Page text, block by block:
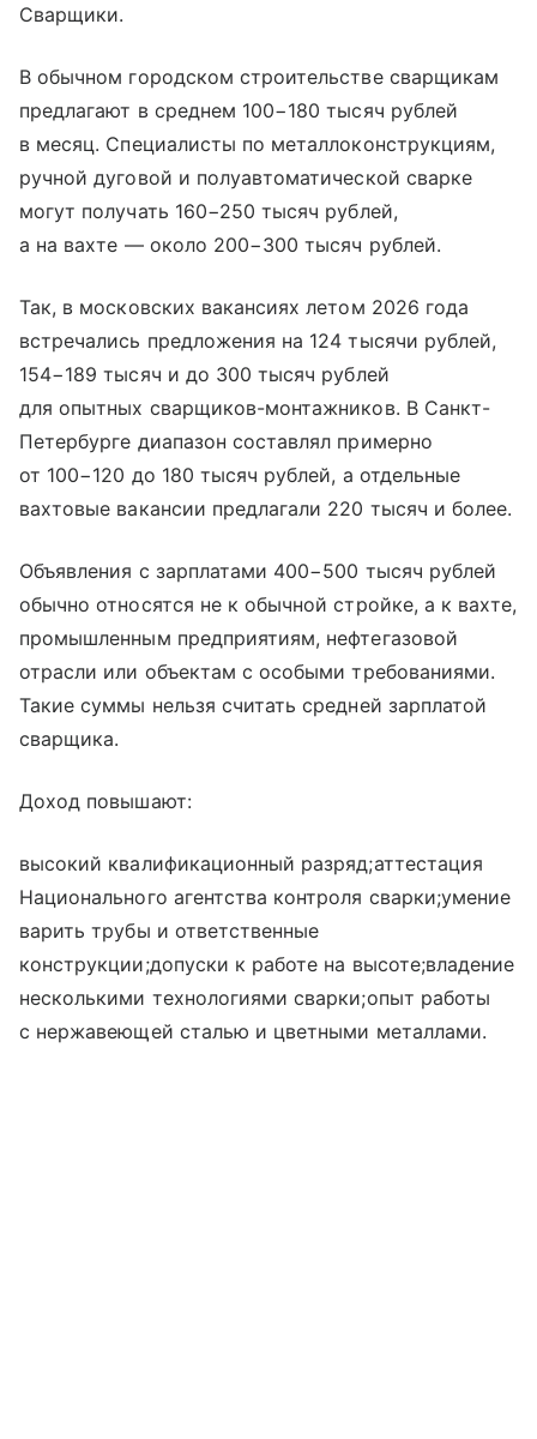
Сварщики.
В обычном городском строительстве сварщикам
предлагают в среднем 100−180 тысяч рублей
в месяц. Специалисты по металлоконструкциям,
ручной дуговой и полуавтоматической сварке
могут получать 160−250 тысяч рублей,
а на вахте — около 200−300 тысяч рублей.
Так, в московских вакансиях летом 2026 года
встречались предложения на 124 тысячи рублей,
154−189 тысяч и до 300 тысяч рублей
для опытных сварщиков-монтажников. В Санкт-
Петербурге диапазон составлял примерно
от 100−120 до 180 тысяч рублей, а отдельные
вахтовые вакансии предлагали 220 тысяч и более.
Объявления с зарплатами 400−500 тысяч рублей
обычно относятся не к обычной стройке, а к вахте,
промышленным предприятиям, нефтегазовой
отрасли или объектам с особыми требованиями.
Такие суммы нельзя считать средней зарплатой
сварщика.
Доход повышают:
высокий квалификационный разряд;аттестация
Национального агентства контроля сварки;умение
варить трубы и ответственные
конструкции;допуски к работе на высоте;владение
несколькими технологиями сварки;опыт работы
с нержавеющей сталью и цветными металлами.